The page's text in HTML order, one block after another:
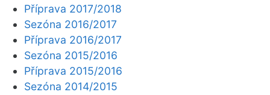
Příprava 2017/2018
Sezóna 2016/2017
Příprava 2016/2017
Sezóna 2015/2016
Příprava 2015/2016
Sezóna 2014/2015